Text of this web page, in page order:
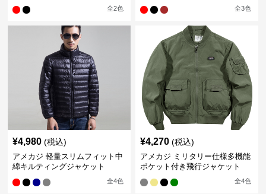
全2色 全3色
¥4,980 (税込)
アメカジ 軽量スリムフィット中
綿キルティングジャケット
全4色
¥4,270 (税込)
アメカジ ミリタリー仕様多機能
ポケット付き飛行ジャケット
全4色